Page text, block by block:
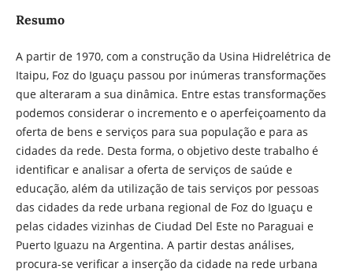
Resumo
A partir de 1970, com a construção da Usina Hidrelétrica de
Itaipu, Foz do Iguaçu passou por inúmeras transformações
que alteraram a sua dinâmica. Entre estas transformações
podemos considerar o incremento e o aperfeiçoamento da
oferta de bens e serviços para sua população e para as
cidades da rede. Desta forma, o objetivo deste trabalho é
identificar e analisar a oferta de serviços de saúde e
educação, além da utilização de tais serviços por pessoas
das cidades da rede urbana regional de Foz do Iguaçu e
pelas cidades vizinhas de Ciudad Del Este no Paraguai e
Puerto Iguazu na Argentina. A partir destas análises,
procura-se verificar a inserção da cidade na rede urbana